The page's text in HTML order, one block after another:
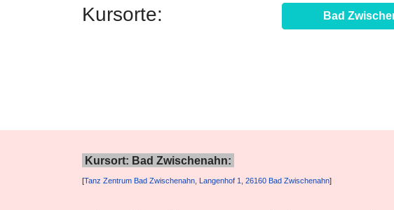
Kursorte: Bad
Kursort: Bad Zwischenahn:
[Tanz Zentrum Bad Zwischenahn, Langenhof 1, 26160 Bad Zwischenahn]